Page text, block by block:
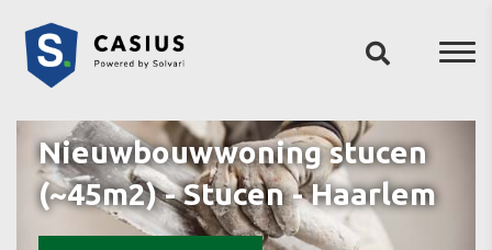
Nieuwbouwwoning stucen
(~45m2) - Stucen - Haarlem